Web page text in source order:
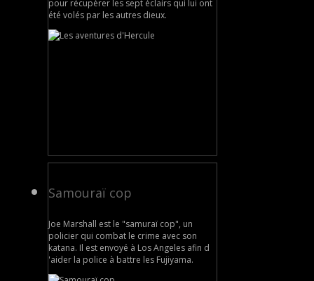
pour récupérer les sept éclairs qui lui ont
été volés par les autres dieux.
Samouraï cop
Joe Marshall est le "samuraï cop", un
policier qui combat le crime avec son
katana. Il est envoyé à Los Angeles afin d
'aider la police à battre les Fujiyama.